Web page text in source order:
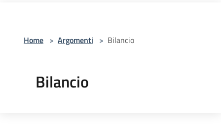
Home > Argomenti > Bilancio
Bilancio